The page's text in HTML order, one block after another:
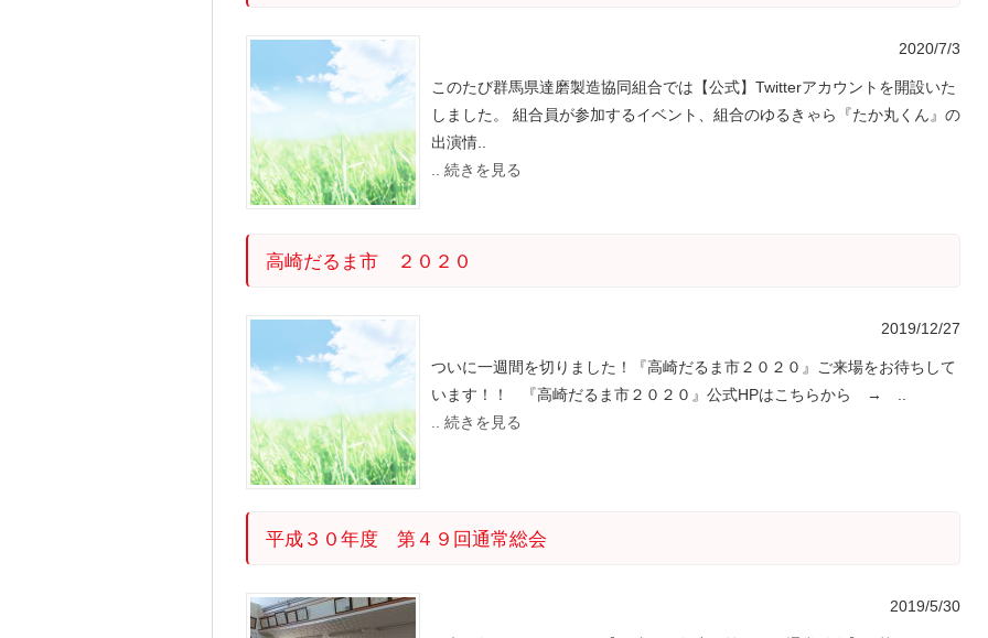
2020/7/3
このたび群馬県達磨製造協同組合では【公式】Twitterアカウントを開設いた
しました。 組合員が参加するイベント、組合のゆるきゃら『たか丸くん』の
出演情..
.. 続きを見る
高崎だるま市 ２０２０
2019/12/27
ついに一週間を切りました！『高崎だるま市２０２０』ご来場をお待ちして
います！！ 『高崎だるま市２０２０』公式HPはこちらから → ..
.. 続きを見る
平成３０年度 第４９回通常総会
2019/5/30